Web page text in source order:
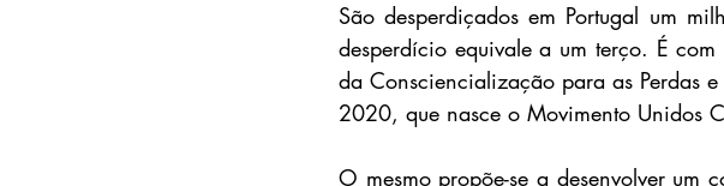
São desperdiçados em Portugal um
desperdício equivale a um terço. É
da Consciencialização para as Perdas
2020, que nasce o Movimento Unidos
O mesmo propõe-se a desenvolver